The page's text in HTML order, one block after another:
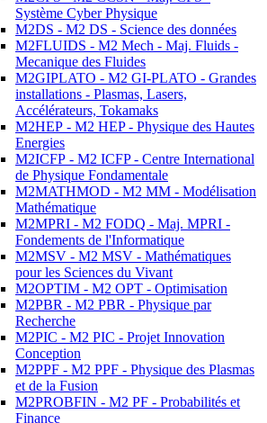
Système Cyber Physique
M2DS - M2 DS - Science des données
M2FLUIDS - M2 Mech - Maj. Fluids -
Mecanique des Fluides
M2GIPLATO - M2 GI-PLATO - Grandes
installations - Plasmas, Lasers,
Accélérateurs, Tokamaks
M2HEP - M2 HEP - Physique des Hautes
Energies
M2ICFP - M2 ICFP - Centre International
de Physique Fondamentale
M2MATHMOD - M2 MM - Modélisation
Mathématique
M2MPRI - M2 FODQ - Maj. MPRI -
Fondements de l'Informatique
M2MSV - M2 MSV - Mathématiques
pour les Sciences du Vivant
M2OPTIM - M2 OPT - Optimisation
M2PBR - M2 PBR - Physique par
Recherche
M2PIC - M2 PIC - Projet Innovation
Conception
M2PPF - M2 PPF - Physique des Plasmas
et de la Fusion
M2PROBFIN - M2 PF - Probabilités et
Finance